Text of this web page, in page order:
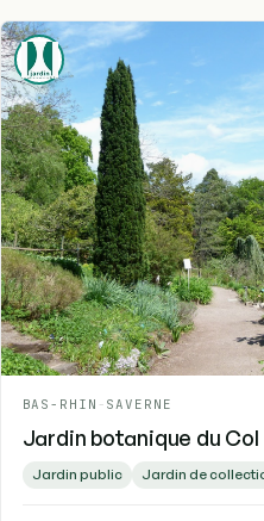
BAS-RHIN - SAVERNE
Jardin botanique du Col
Jardin public Jardin de